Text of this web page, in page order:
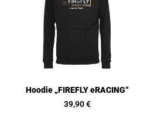
Hoodie „FIREFLY eRACING“
39,90€